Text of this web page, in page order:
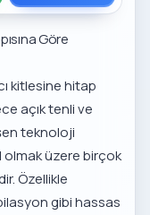
Göre
kitlesine hitap
açık tenli ve
teknoloji
olmak üzere birçok
Özellikle
gibi hassas